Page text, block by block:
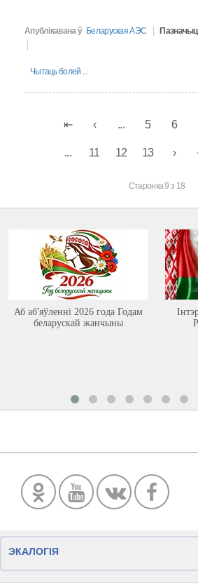
Апублікавана ў Беларуская АЭС
Чытаць болей ...
... 5 6
... 11 12 13
Старонка 9 з 18
Аб аб'яўленні 2026 года Годам
беларускай жанчыны
ЭКАЛОГІЯ